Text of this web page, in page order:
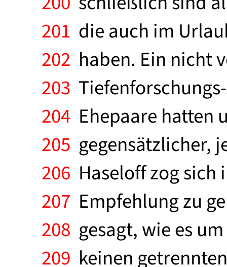
201 die auch im
202 haben. Ein nicht
203
204 Ehepaare hatten
205 gegensätzlicher,
206 Haseloff zog sich
207 Empfehlung zu
208 gesagt, wie es
209 keinen